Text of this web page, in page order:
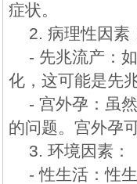
症状。
2. 病理性因素
- 先兆流产：
化，这可能是先
- 宫外孕：虽
的问题。宫外孕
3. 环境因素：
- 性生活：性